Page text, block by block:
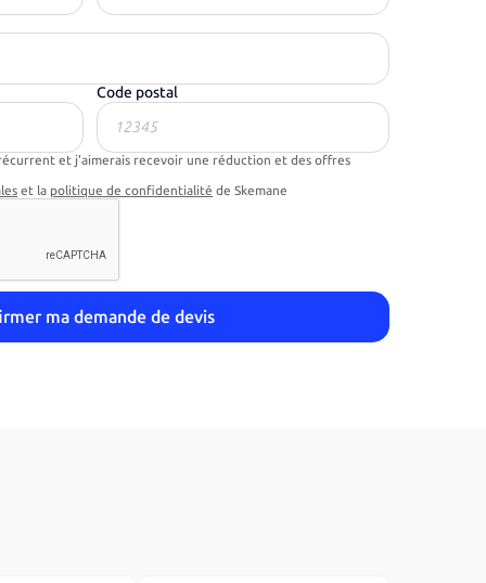
Code postal
et j'aimerais recevoir une réduction et des offres
et la politique de confidentialité de Skemane